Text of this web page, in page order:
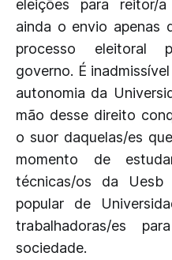
eleições para reitor/
ainda o envio apenas
processo eleitoral
governo. É
autonomia da
mão desse direito
o suor daquelas/es
momento de
técnicas/os da Uesb
popular de
trabalhadoras/es
sociedade.